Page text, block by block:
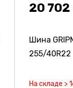
20 702
Шина
255/40R22
На складе >